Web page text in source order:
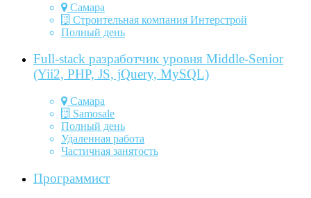
Самара
Строительная компания Интерстрой
Полный день
Full-stack разработчик уровня Middle-Senior
(Yii2, PHP, JS, jQuery, MySQL)
Самара
Samosale
Полный день
Удаленная работа
Частичная занятость
Программист